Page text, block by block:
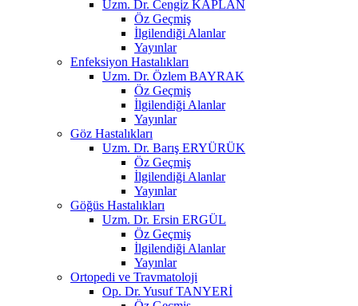
Uzm. Dr. Cengiz KAPLAN
Öz Geçmiş
İlgilendiği Alanlar
Yayınlar
Enfeksiyon Hastalıkları
Uzm. Dr. Özlem BAYRAK
Öz Geçmiş
İlgilendiği Alanlar
Yayınlar
Göz Hastalıkları
Uzm. Dr. Barış ERYÜRÜK
Öz Geçmiş
İlgilendiği Alanlar
Yayınlar
Göğüs Hastalıkları
Uzm. Dr. Ersin ERGÜL
Öz Geçmiş
İlgilendiği Alanlar
Yayınlar
Ortopedi ve Travmatoloji
Op. Dr. Yusuf TANYERİ